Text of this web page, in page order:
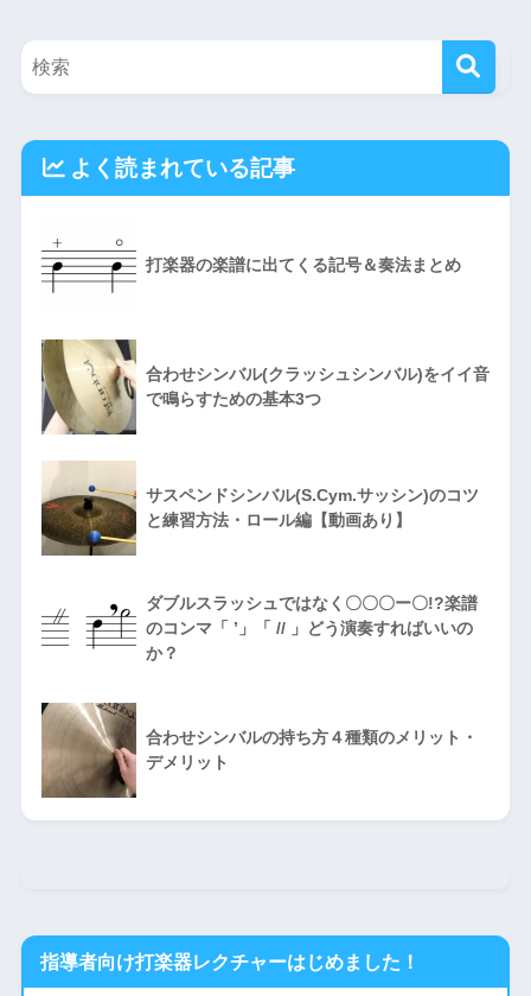
よく読まれている記事
打楽器の楽譜に出てくる記号＆奏法まとめ
合わせシンバル(クラッシュシンバル)をイイ音
で鳴らすための基本3つ
サスペンドシンバル(S.Cym.サッシン)のコツ
と練習方法・ロール編【動画あり】
ダブルスラッシュではなく〇〇〇ー〇!?楽譜
のコンマ「 ’」「 // 」どう演奏すればいいの
か？
合わせシンバルの持ち方４種類のメリット・
デメリット
指導者向け打楽器レクチャーはじめました！